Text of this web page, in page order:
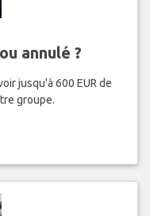
annulé ?
jusqu'à 600 EUR de
groupe.